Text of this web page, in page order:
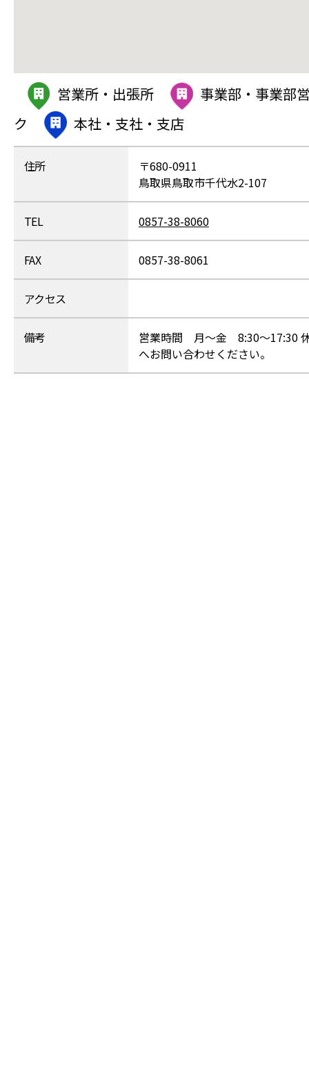
営業所・出張所
事業部・事業部
ク
本社・支社・支店
住所
〒680-0911
鳥取県鳥取市千代水2-107
TEL 0857-38-8060
FAX 0857-38-8061
アクセス
備考
営業時間 月～金 8:30～
へお問い合わせください。